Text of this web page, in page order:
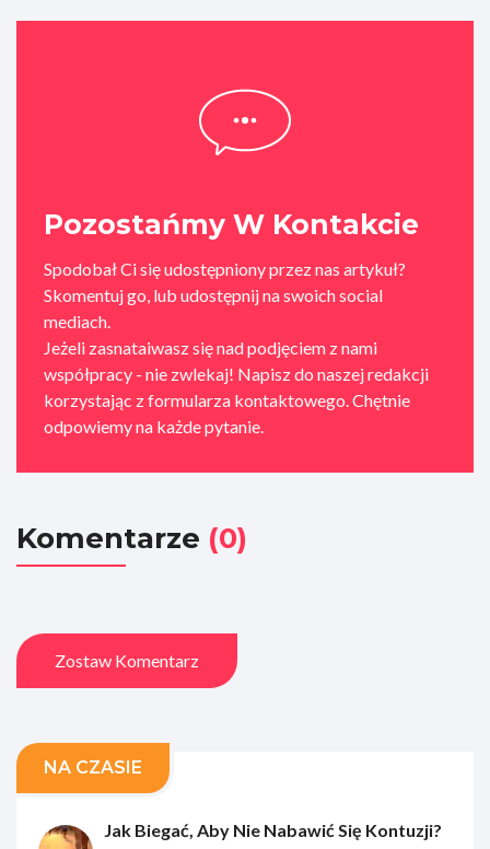
Pozostańmy W Kontakcie
Spodobał Ci się udostępniony przez nas artykuł?
Skomentuj go, lub udostępnij na swoich social
mediach.
Jeżeli zasnataiwasz się nad podjęciem z nami
współpracy - nie zwlekaj! Napisz do naszej redakcji
korzystając z formularza kontaktowego. Chętnie
odpowiemy na każde pytanie.
Komentarze (0)
Zostaw Komentarz
NA CZASIE
Jak Biegać, Aby Nie Nabawić Się Kontuzji?